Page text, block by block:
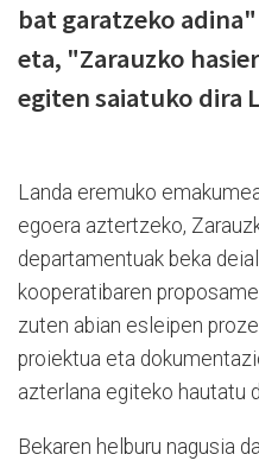
bat garatzeko
eta, "Zarauzko
egiten saiatuko dira
Landa eremuko
egoera aztertzeko,
departamentuak beka
kooperatibaren
zuten abian esleipen
proiektua eta
azterlana egiteko hautatu
Bekaren helburu nagusia